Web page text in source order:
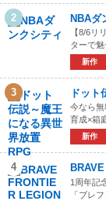
2 NBAダ
【8/6リ
ターで
新作
3 ドッ
今なら
育成×箱
新作
4
1周年記
「ブレ